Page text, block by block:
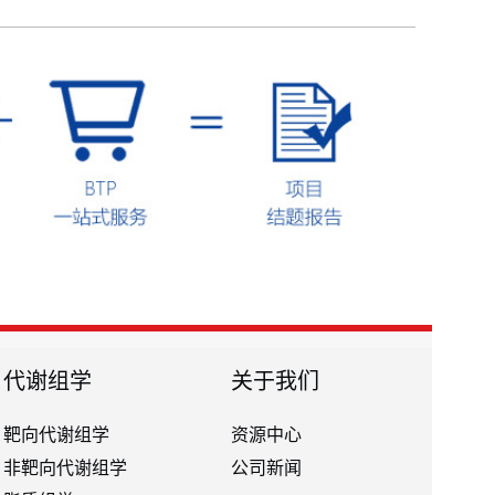
代谢组学
靶向代谢组学
非靶向代谢组学
关于我们
资源中心
公司新闻